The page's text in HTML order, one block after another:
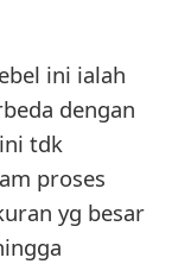
ini ialah
dengan
tdk
proses
yg besar